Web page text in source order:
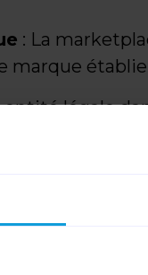
: La
marque
légale
vendeur (FBM).
de